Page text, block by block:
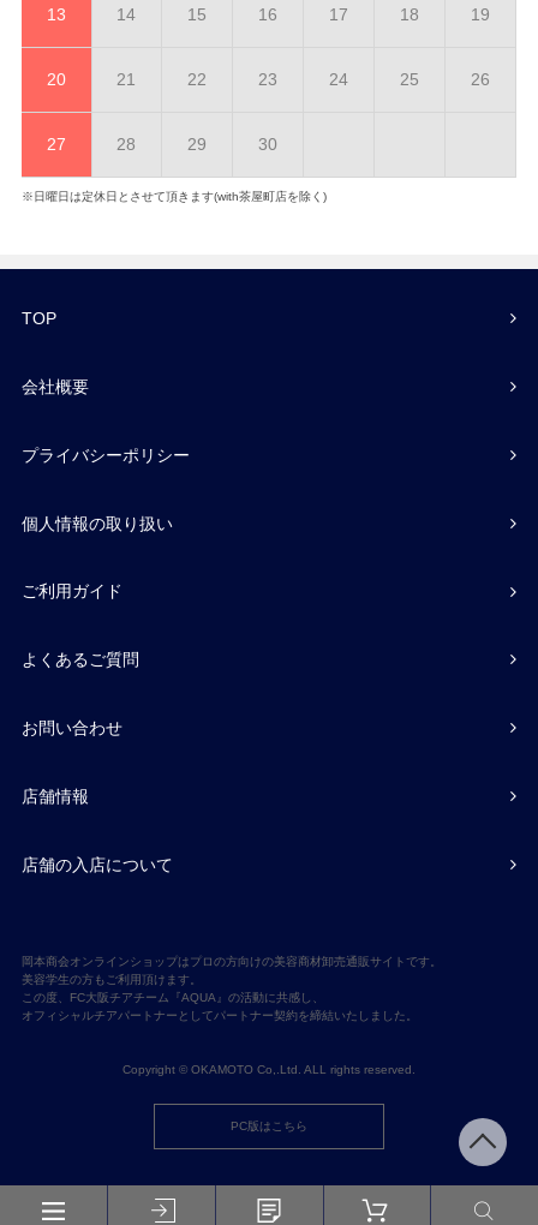
13 14 15 16 17 18 19
20 21 22 23 24 25 26
27 28 29 30
※日曜日は定休日とさせて頂きます(with茶屋町店を除く)
TOP
会社概要
プライバシーポリシー
個人情報の取り扱い
ご利用ガイド
よくあるご質問
お問い合わせ
店舗情報
店舗の入店について
岡本商会オンラインショップはプロの方向けの美容商材卸売通販サイトです。
美容学生の方もご利用頂けます。
この度、FC大阪チアチーム『AQUA』の活動に共感し、
オフィシャルチアパートナーとしてパートナー契約を締結いたしました。
Copyright © OKAMOTO Co,.Ltd. ALL rights reserved.
PC版はこちら